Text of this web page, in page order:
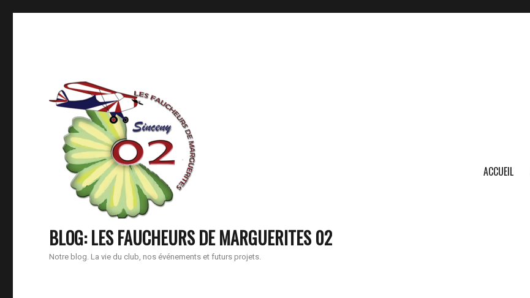
BLOG: LES FAUCHEURS DE MARGUERITES 02
Notre blog. La vie du club, nos événements et futurs projets.
ACCUEIL